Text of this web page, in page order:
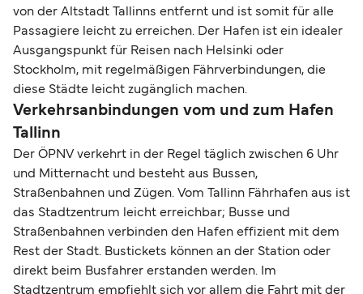
von der Altstadt Tallinns entfernt und ist somit für alle
Passagiere leicht zu erreichen. Der Hafen ist ein idealer
Ausgangspunkt für Reisen nach Helsinki oder
Stockholm, mit regelmäßigen Fährverbindungen, die
diese Städte leicht zugänglich machen.
Verkehrsanbindungen vom und zum Hafen
Tallinn
Der ÖPNV verkehrt in der Regel täglich zwischen 6 Uhr
und Mitternacht und besteht aus Bussen,
Straßenbahnen und Zügen. Vom Tallinn Fährhafen aus ist
das Stadtzentrum leicht erreichbar; Busse und
Straßenbahnen verbinden den Hafen effizient mit dem
Rest der Stadt. Bustickets können an der Station oder
direkt beim Busfahrer erstanden werden. Im
Stadtzentrum empfiehlt sich vor allem die Fahrt mit der